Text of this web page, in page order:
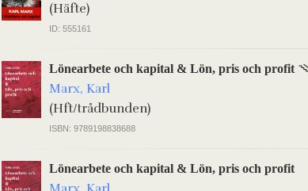
(Häfte)
ID: 555161
Lönearbete och kapital & Lön, pris och profit
Marx, Karl
(Hft/trådbunden)
ISBN: 9789198838688
Lönearbete och kapital & Lön, pris och profit